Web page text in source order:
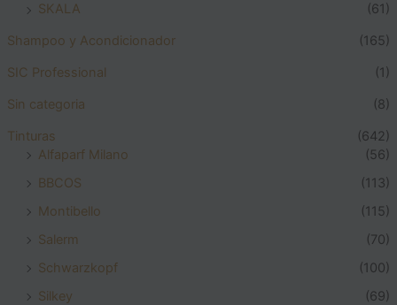
SKALA
(61)
Shampoo y Acondicionador
(165)
SIC Professional
(1)
Sin categoria
(8)
Tinturas
(642)
Alfaparf Milano
(56)
BBCOS
(113)
Montibello
(115)
Salerm
(70)
Schwarzkopf
(100)
Silkey
(69)